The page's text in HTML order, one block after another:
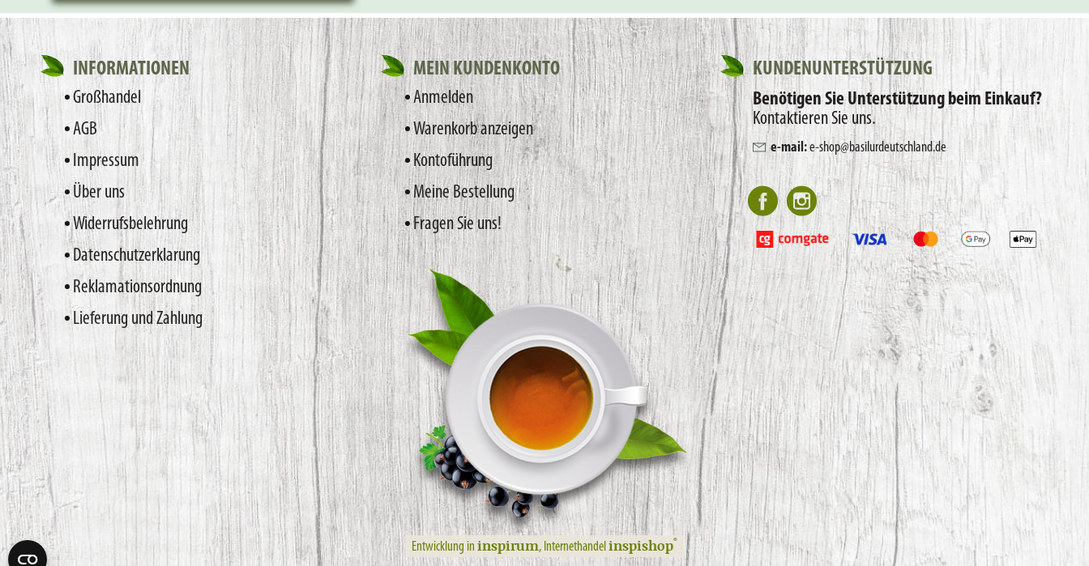
INFORMATIONEN
Großhandel
AGB
Impressum
Über uns
Widerrufsbelehrung
Datenschutzerklarung
Reklamationsordnung
Lieferung und Zahlung
MEIN KUNDENKONTO
Anmelden
Warenkorb anzeigen
Kontoführung
Meine Bestellung
Fragen Sie uns!
KUNDENUNTERSTÜTZUNG
Benötigen Sie Unterstützung beim Einkauf?
Kontaktieren Sie uns.
e-mail:e-shop@basilurdeutschland.de
Entwicklung in inspirum, Internethandel inspishop®